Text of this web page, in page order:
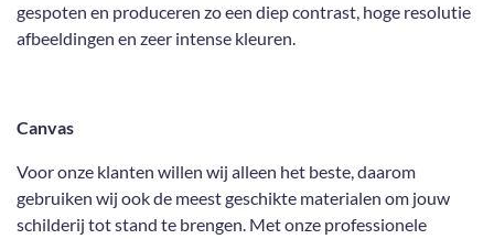
gespoten en produceren zo een diep contrast, hoge resolutie
afbeeldingen en zeer intense kleuren.
Canvas
Voor onze klanten willen wij alleen het beste, daarom
gebruiken wij ook de meest geschikte materialen om jouw
schilderij tot stand te brengen. Met onze professionele